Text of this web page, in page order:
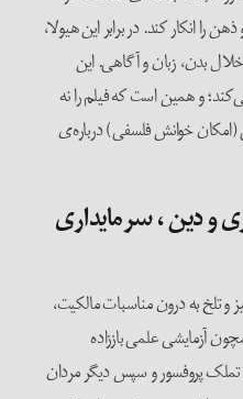
را انکار کند. در برابر این هیولا،
بدن، زبان و آگاهی. این
و همین است که فیلم را نه
(امکان خوانش فلسفی) درباره‌ی
و دین ، سرمایداری
تلخ به درون مناسبات مالکیت،
آزمایشی علمی باززاده
پروفسور و سپس دیگر مردان